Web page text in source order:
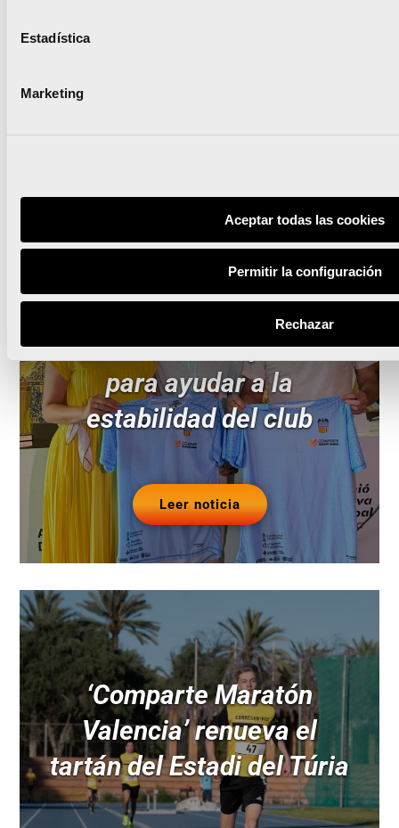
Estadística
Marketing
Aceptar todas las cookies
Permitir la configuración
Rechazar
El Maratón Valencia
patrocinará al Valencia CA
de manera excepcional
para ayudar a la
estabilidad del club
Leer noticia
‘Comparte Maratón
Valencia’ renueva el
tartán del Estadi del Túria